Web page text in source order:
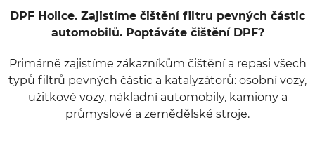
DPF Holice. Zajistíme čištění filtru pevných částic
automobilů. Poptáváte čištění DPF?
Primárně zajistíme zákazníkům čištění a repasi všech
typů filtrů pevných částic a katalyzátorů: osobní vozy,
užitkové vozy, nákladní automobily, kamiony a
průmyslové a zemědělské stroje.